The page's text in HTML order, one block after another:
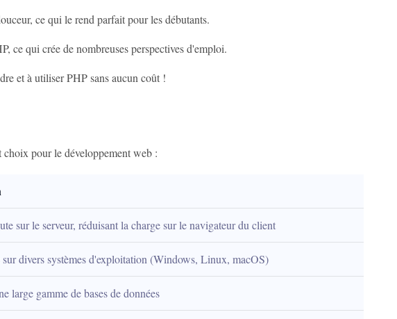
ce qui le rend parfait pour les débutants.
ce qui crée de nombreuses perspectives d'emploi.
et à utiliser PHP sans aucun coût !
pour le développement web :
sur le serveur, réduisant la charge sur le navigateur du client
divers systèmes d'exploitation (Windows, Linux, macOS)
large gamme de bases de données